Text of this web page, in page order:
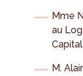
Mme
au
M.